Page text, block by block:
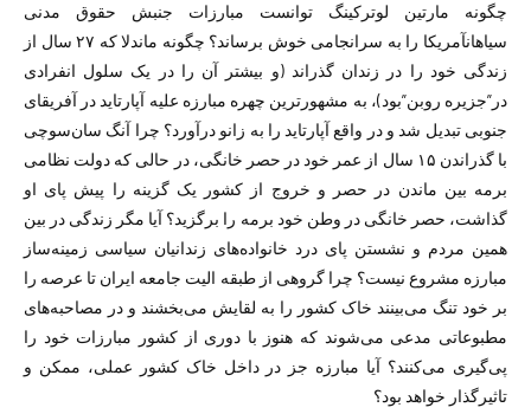
چگونه مارتین لوترکینگ توانست مبارزات جنبش حقوق مدنی
سیاهانآمریکا را به سرانجامی خوش برساند؟ چگونه ماندلا که ۲۷ سال از
زندگی خود را در زندان گذراند (و بیشتر آن را در یک سلول انفرادی
در”جزیره روبن”بود)، به مشهورترین چهره مبارزه علیه آپارتاید در آفریقای
جنوبی تبدیل شد و در واقع آپارتاید را به زانو درآورد؟ چرا آنگ سان‌سوچی
با گذراندن ۱۵ سال از عمر خود در حصر خانگی، در حالی که دولت نظامی
برمه بین ماندن در حصر و خروج از کشور یک گزینه را پیش پای او
گذاشت، حصر خانگی در وطن خود برمه را برگزید؟ آیا مگر زندگی در بین
همین مردم و نشستن پای درد خانواده‌های زندانیان سیاسی زمینه‌ساز
مبارزه مشروع نیست؟ چرا گروهی از طبقه الیت جامعه ایران تا عرصه را
بر خود تنگ می‌بینند خاک کشور را به لقایش می‌بخشند و در مصاحبه‌های
مطبوعاتی مدعی می‌شوند که هنوز با دوری از کشور مبارزات خود را
پی‌گیری می‌کنند؟ آیا مبارزه جز در داخل خاک کشور عملی، ممکن و
تاثیرگذار خواهد بود؟